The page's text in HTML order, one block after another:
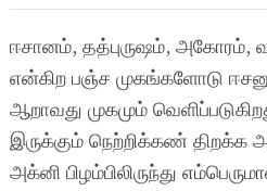
ஈசானம், தத்புருஷம்,
என்கிற பஞ்ச முகங்களோடு
ஆறாவது முகமும்
இருக்கும் நெற்றிக்கண் திறக்க
அக்னி பிழம்பிலிருந்து